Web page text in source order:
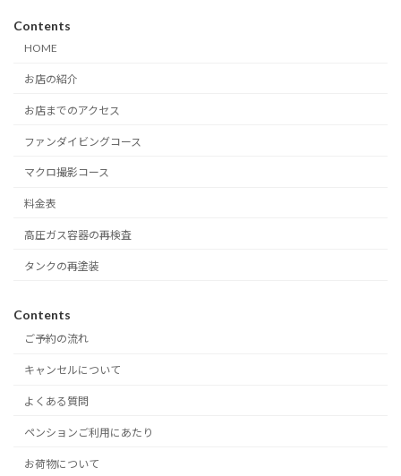
Contents
HOME
お店の紹介
お店までのアクセス
ファンダイビングコース
マクロ撮影コース
料金表
高圧ガス容器の再検査
タンクの再塗装
Contents
ご予約の流れ
キャンセルについて
よくある質問
ペンションご利用にあたり
お荷物について